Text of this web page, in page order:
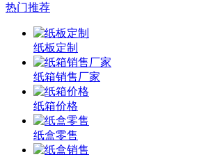
热门推荐
纸板定制
纸箱销售厂家
纸箱价格
纸盒零售